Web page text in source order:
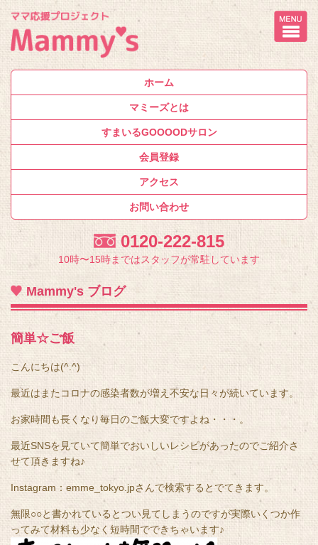
ホーム
マミーズとは
すまいるGOOOODサロン
会員登録
アクセス
お問い合わせ
0120-222-815
10時〜15時まではスタッフが常駐しています
Mammy's ブログ
簡単☆ご飯
こんにちは(^.^)
最近はまたコロナの感染者数が増え不安な日々が続いています。
お家時間も長くなり毎日のご飯大変ですよね・・・。
最近SNSを見ていて簡単でおいしいレシピがあったのでご紹介さ
せて頂きますね♪
Instagram：emme_tokyo.jpさんで検索するとでてきます。
無限○○と書かれているとつい見てしまうのですが実際いくつか作
ってみて材料も少なく短時間でできちゃいます♪